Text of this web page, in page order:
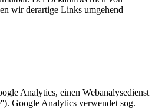
wir derartige Links umgehend
Analytics, einen Webanalysedienst
Google Analytics verwendet sog.